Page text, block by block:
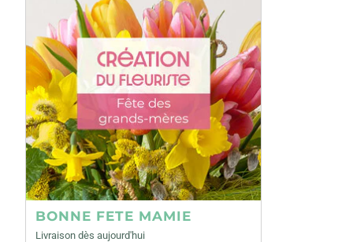
BONNE FETE MAMIE
Livraison dès aujourd'hui